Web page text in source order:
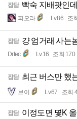
잡담 빡숙 지배팟인
피오라 Lv.86 조
잡담 걍 엄거래 사는
Drfec Lv.16 조회 170
잡담 최근 버스만 했
브이 Lv.67 조회
잡담 이정도면 몇K